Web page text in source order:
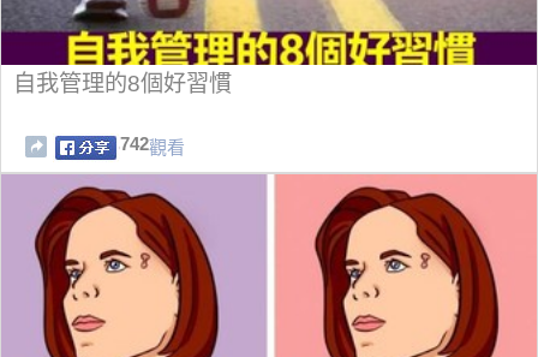
自我管理的8個好習慣
742觀看